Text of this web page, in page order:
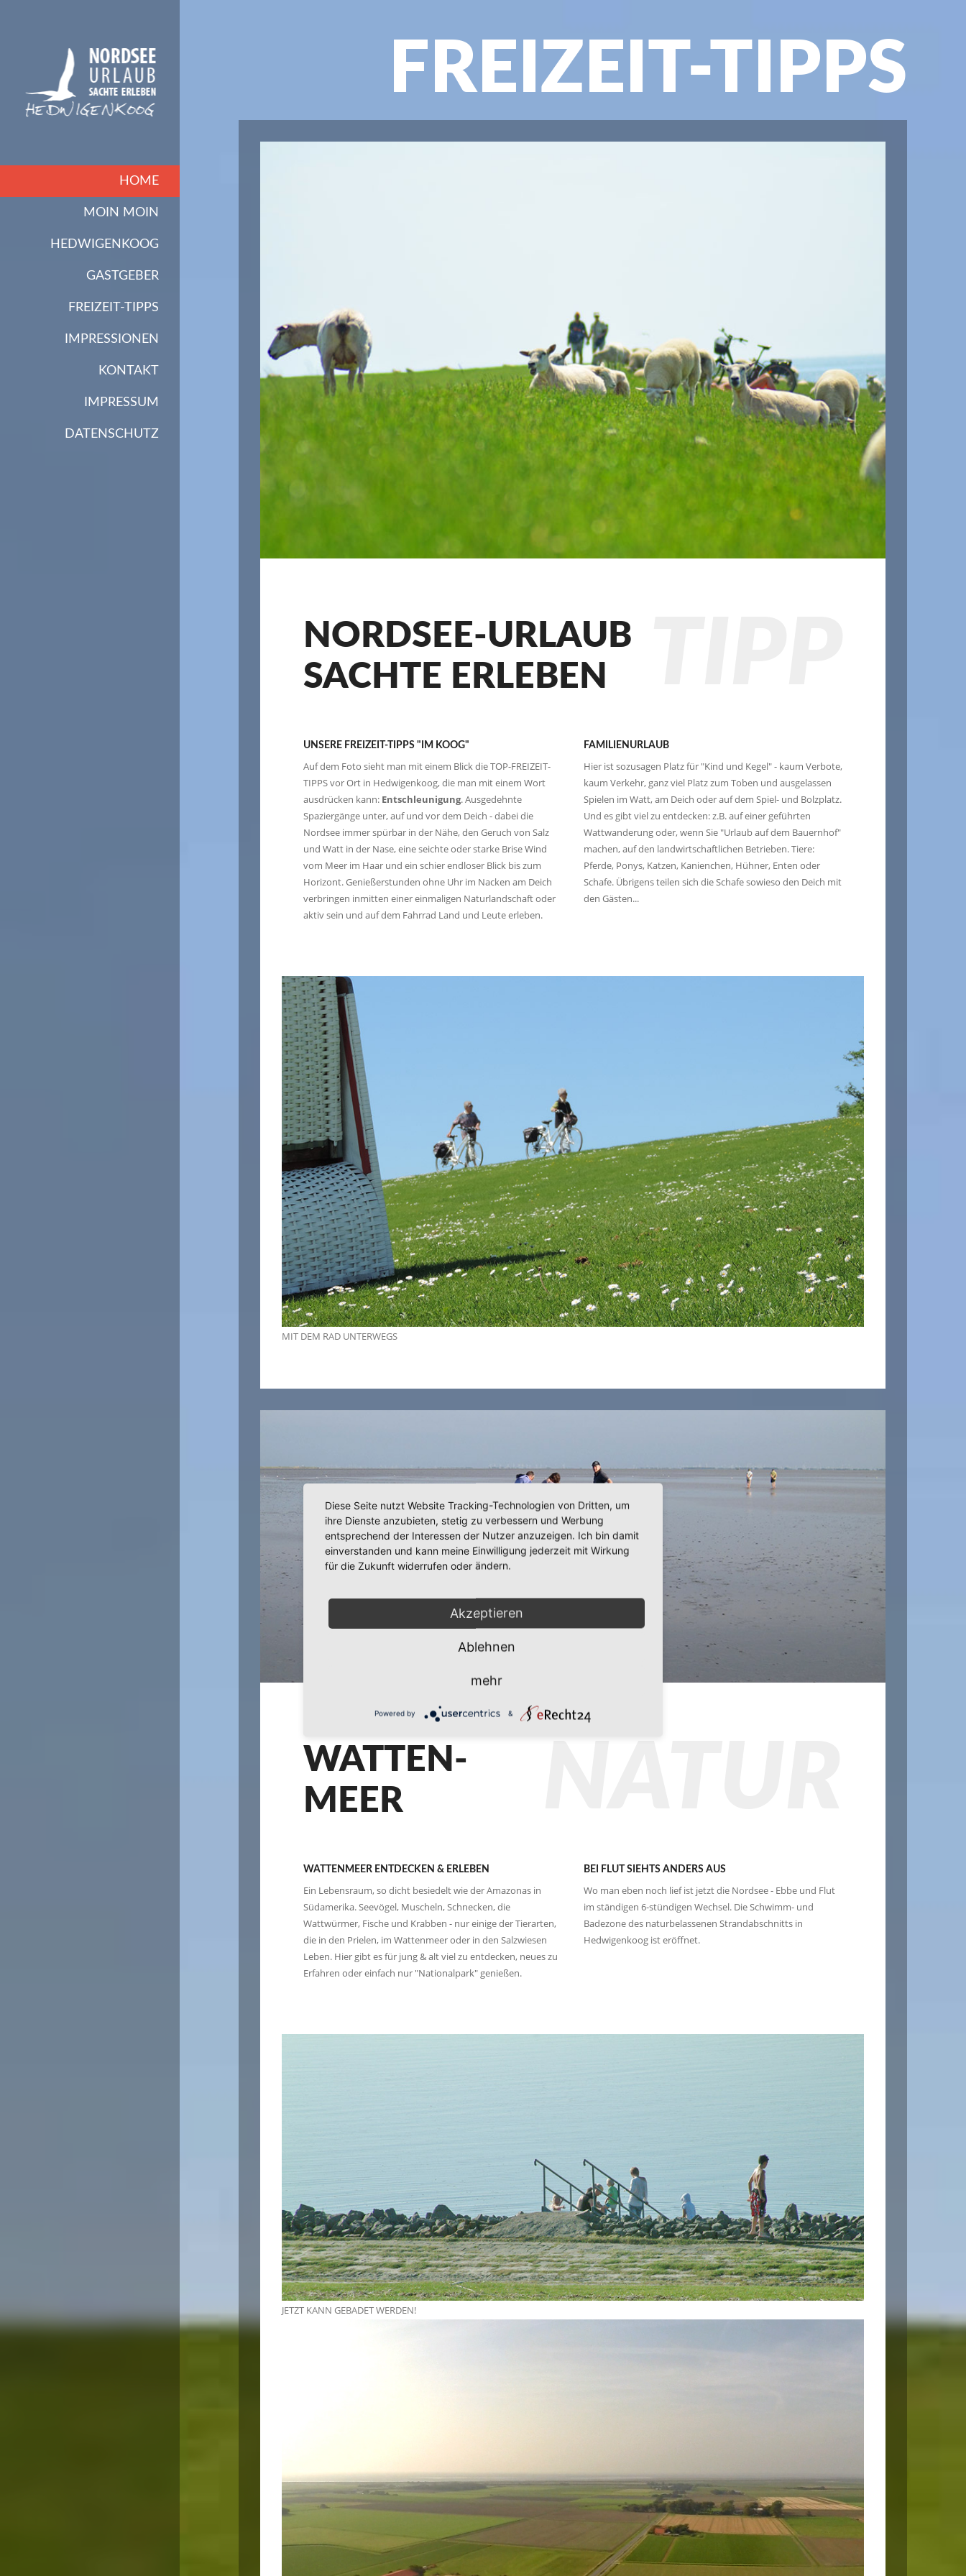
FREIZEIT-TIPPS
NORDSEE-URLAUB
SACHTE ERLEBEN
UNSERE FREIZEIT-TIPPS "IM KOOG"
Auf dem Foto sieht man mit einem Blick die TOP-FREIZEIT-
TIPPS vor Ort in Hedwigenkoog, die man mit einem Wort
ausdrücken kann: Entschleunigung. Ausgedehnte
Spaziergänge unter, auf und vor dem Deich - dabei die
Nordsee immer spürbar in der Nähe, den Geruch von Salz
und Watt in der Nase, eine seichte oder starke Brise Wind
vom Meer im Haar und ein schier endloser Blick bis zum
Horizont. Genießerstunden ohne Uhr im Nacken am Deich
verbringen inmitten einer einmaligen Naturlandschaft oder
aktiv sein und auf dem Fahrrad Land und Leute erleben.
FAMILIENURLAUB
Hier ist sozusagen Platz für "Kind und Kegel" - kaum Verbote,
kaum Verkehr, ganz viel Platz zum Toben und ausgelassen
Spielen im Watt, am Deich oder auf dem Spiel- und Bolzplatz.
Und es gibt viel zu entdecken: z.B. auf einer geführten
Wattwanderung oder, wenn Sie "Urlaub auf dem Bauernhof"
machen, auf den landwirtschaftlichen Betrieben. Tiere:
Pferde, Ponys, Katzen, Kanienchen, Hühner, Enten oder
Schafe. Übrigens teilen sich die Schafe sowieso den Deich mit
den Gästen...
MIT DEM RAD UNTERWEGS
WATTEN-
MEER
WATTENMEER ENTDECKEN & ERLEBEN
Ein Lebensraum, so dicht besiedelt wie der Amazonas in
Südamerika. Seevögel, Muscheln, Schnecken, die
Wattwürmer, Fische und Krabben - nur einige der Tierarten,
die in den Prielen, im Wattenmeer oder in den Salzwiesen
Leben. Hier gibt es für jung & alt viel zu entdecken, neues zu
Erfahren oder einfach nur "Nationalpark" genießen.
BEI FLUT SIEHTS ANDERS AUS
Wo man eben noch lief ist jetzt die Nordsee - Ebbe und Flut
im ständigen 6-stündigen Wechsel. Die Schwimm- und
Badezone des naturbelassenen Strandabschnitts in
Hedwigenkoog ist eröffnet.
JETZT KANN GEBADET WERDEN!
HOME
MOIN MOIN
HEDWIGENKOOG
GASTGEBER
FREIZEIT-TIPPS
IMPRESSIONEN
KONTAKT
IMPRESSUM
DATENSCHUTZ
Diese Seite nutzt Website Tracking-Technologien von Dritten, um
ihre Dienste anzubieten, stetig zu verbessern und Werbung
entsprechend der Interessen der Nutzer anzuzeigen. Ich bin damit
einverstanden und kann meine Einwilligung jederzeit mit Wirkung
für die Zukunft widerrufen oder ändern.
Akzeptieren
Ablehnen
mehr
Powered by &